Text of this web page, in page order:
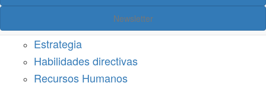
Newsletter
Estrategia
Habilidades directivas
Recursos Humanos